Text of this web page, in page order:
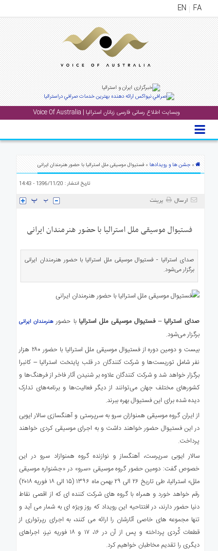
FA
EN
وبسایت اطلاع رسانی فارسی زبانان استرالیا | Voice Of Australia
منوی
اصلی
خانه
جشن
رویداد
درباره
ارتباط
» جشن ها و رویدادها » فستیوال موسیقی ملل استرالیا با حضور هنرمندان ایرانی
تاریخ انتشار : 1396/11/20 - 14:43
ارسال پرینت
فستیوال موسیقی ملل استرالیا با حضور هنرمندان ایرانی
صدای استرالیا - فستیوال موسیقی ملل استرالیا با حضور هنرمندان ایرانی
برگزار می‌شود.
صدای استرالیا –فستیوال موسیقی ملل استرالیا با حضورهنرمندان ایرانی
برگزار می‌شود.
بیست و دومین دوره از فستیوال موسیقی ملل استرالیا با حضور ۲۸۰ هزار
نفر شامل توریست‌ها و شرکت کنندگان در قلب پایتخت استرالیا – کانبرا
برگزار خواهد شد و شرکت کنندگان علاوه بر شنیدن آثار فاخر از فرهنگ‌ها و
کشورهای مختلف جهان می‌توانند از دیگر فعالیت‌ها و برنامه‌های تدارک
دیده شده برای این فستیوال بهره ببرند.
از ایران گروه موسیقی همنوازان سرو به سرپرستی و آهنگسازی سالار ایوبی
در این فستیوال حضور خواهند داشت و به اجرای موسیقی کردی خواهند
پرداخت.
سالار ایوبی سرپرست، آهنگساز و نوازنده گروه همنوازاد سرو در این
خصوص گفت: دومین حضور گروه موسیقی «سرو» در «جشنواره موسیقی
ملل» استرالیا، طی تاریخ ۲۶ الی ۲۹ بهمن ماه ۱۳۹۶ (۱۵ الی ۱۸ فوریه ۲۰۱۸)
رقم خواهد خورد و همراه با گروه های شرکت کننده ای که از اقصی نقاط
دنیا حضور دارند، در افتتاحیه این رویداد که روز ویژه ای به شمار می آید و
تنها مجموعه های خاصی آثارشان را ارائه می کنند، به اجرای رپرتواری از
قطعات کُردی پرداخته و پس از آن در ۱۶، ۱۷ و ۱۸ فوریه نیز، اجراهای
دیگری را تقدیم مخاطبان خواهیم کرد.